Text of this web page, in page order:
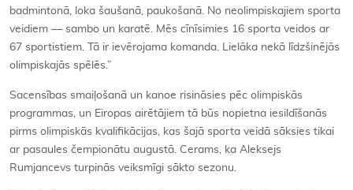
badmintonā, loka šaušanā, paukošanā. No neolimpiskajiem sporta
veidiem — sambo un karatē. Mēs cīnīsimies 16 sporta veidos ar
67 sportistiem. Tā ir ievērojama komanda. Lielāka nekā līdzšinējās
olimpiskajās spēlēs.”
Sacensības smaiļošanā un kanoe risināsies pēc olimpiskās
programmas, un Eiropas airētājiem tā būs nopietna iesildīšanās
pirms olimpiskās kvalifikācijas, kas šajā sporta veidā sāksies tikai
ar pasaules čempionātu augustā. Cerams, ka Aleksejs
Rumjancevs turpinās veiksmīgi sākto sezonu.